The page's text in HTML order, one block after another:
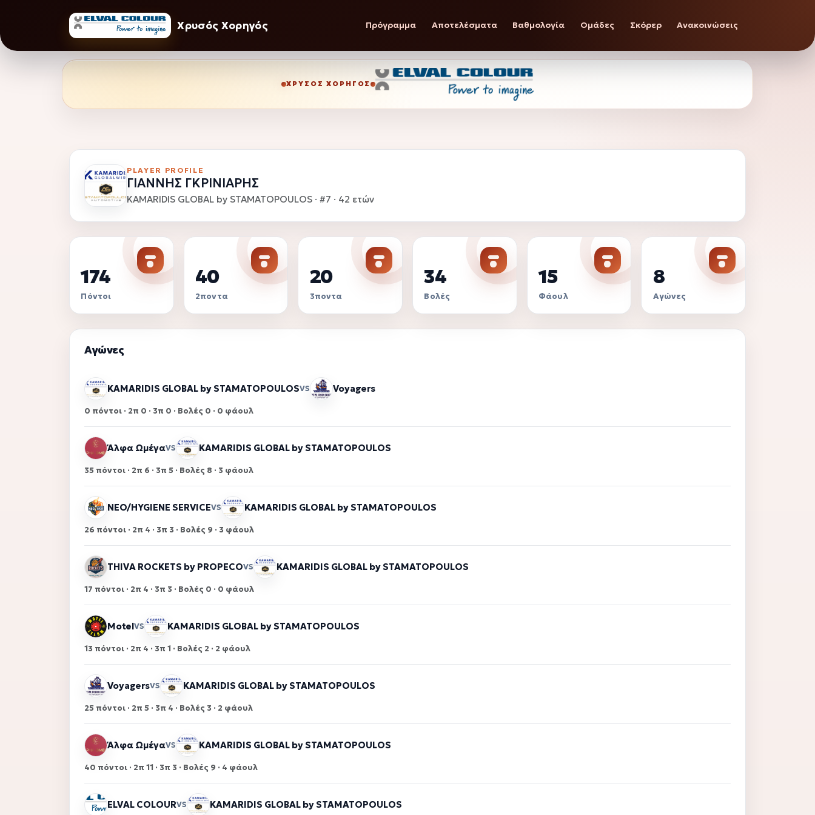
Χρυσός Χορηγός Πρόγραμμα Αποτελέσματα Βαθμολογία Ομάδες Σκόρερ Ανακοινώσεις
ΧΡΥΣΌΣ ΧΟΡΗΓΌΣ
PLAYER PROFILE
ΓΙΑΝΝΗΣ ΓΚΡΙΝΙΑΡΗΣ
KAMARIDIS GLOBAL by STAMATOPOULOS · #7 · 42 ετών
174
Πόντοι
40
2ποντα
20
3ποντα
34
Βολές
15
Φάουλ
8
Αγώνες
Αγώνες
KAMARIDIS GLOBAL by STAMATOPOULOSVS Voyagers
0 πόντοι · 2π 0 · 3π 0 · Βολές 0 · 0 φάουλ
Άλφα ΩμέγαVS KAMARIDIS GLOBAL by STAMATOPOULOS
35 πόντοι · 2π 6 · 3π 5 · Βολές 8 · 3 φάουλ
NEO/HYGIENE SERVICEVS KAMARIDIS GLOBAL by STAMATOPOULOS
26 πόντοι · 2π 4 · 3π 3 · Βολές 9 · 3 φάουλ
THIVA ROCKETS by PROPECOVS KAMARIDIS GLOBAL by STAMATOPOULOS
17 πόντοι · 2π 4 · 3π 3 · Βολές 0 · 0 φάουλ
MotelVS KAMARIDIS GLOBAL by STAMATOPOULOS
13 πόντοι · 2π 4 · 3π 1 · Βολές 2 · 2 φάουλ
VoyagersVS KAMARIDIS GLOBAL by STAMATOPOULOS
25 πόντοι · 2π 5 · 3π 4 · Βολές 3 · 2 φάουλ
Άλφα ΩμέγαVS KAMARIDIS GLOBAL by STAMATOPOULOS
40 πόντοι · 2π 11 · 3π 3 · Βολές 9 · 4 φάουλ
ELVAL COLOURVS KAMARIDIS GLOBAL by STAMATOPOULOS